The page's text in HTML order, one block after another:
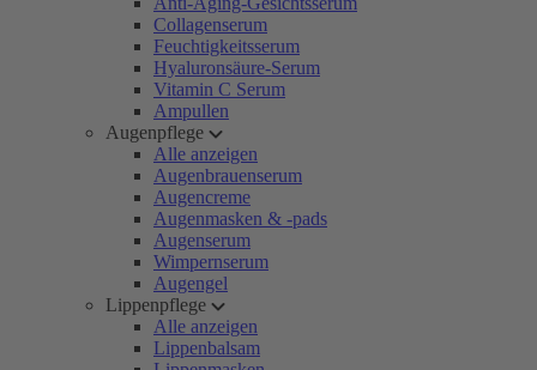
Collagenserum
Feuchtigkeitsserum
Hyaluronsäure-Serum
Vitamin C Serum
Ampullen
Augenpflege
Alle anzeigen
Augenbrauenserum
Augencreme
Augenmasken & -pads
Augenserum
Wimpernserum
Augengel
Lippenpflege
Alle anzeigen
Lippenbalsam